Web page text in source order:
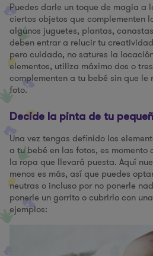
Puedes darle un toque de magia a
ciertos objetos que complementen
algunos juguetes, plantas,
deben entrar a relucir tu
pero cuidado, no satures la
elementos, utiliza máximo dos o
complementen a tu bebé sin que le
foto.
Decide la pinta de tu
Una vez tengas definido los
a tu bebé en las fotos, es
la ropa que llevará puesta. Aquí
menos es más, así que puedes
neutras o incluso por no ponerle
ponerle un gorrito o cubrirlo con
ejemplos: